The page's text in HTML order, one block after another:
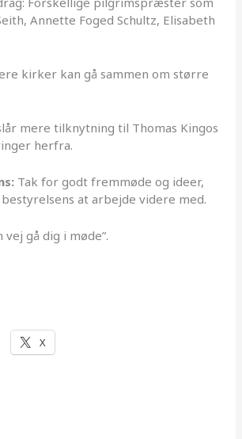
Annette Foged Schultz, Elisabeth
kirker kan gå sammen om større
mere tilknytning til Thomas Kingos
herfra.
Tak for godt fremmøde og ideer,
at arbejde videre med.
vej gå dig i møde”.
X